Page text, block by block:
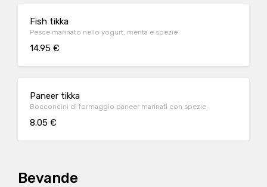
Fish tikka
Pesce marinato nello yogurt, menta e spezie
14.95 €
Paneer tikka
Bocconcini di formaggio paneer marinati con spezie
8.05 €
Bevande